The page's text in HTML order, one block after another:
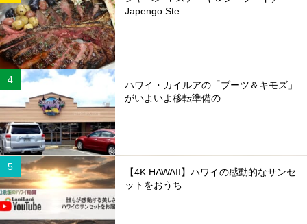
Japengo Ste...
ハワイ・カイルアの「ブーツ＆キモズ」
がいよいよ移転準備の...
【4K HAWAII】ハワイの感動的なサンセ
ットをおうち...